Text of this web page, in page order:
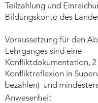
Teilzahlung und
Bildungskonto des
Voraussetzung für den
Lehrganges sind eine
Konfliktdokumentation, 2
Konfliktreflexion in
bezahlen) und
Anwesenheit